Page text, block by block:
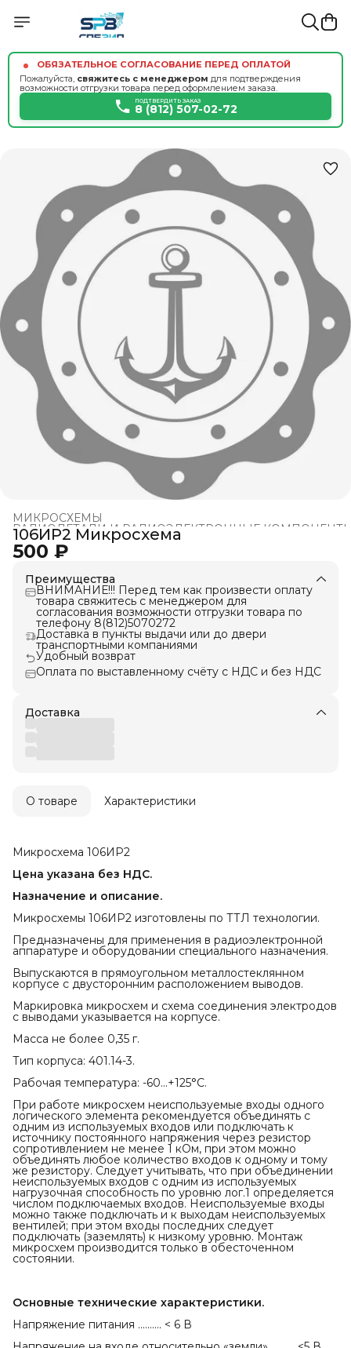
ОБЯЗАТЕЛЬНОЕ СОГЛАСОВАНИЕ ПЕРЕД ОПЛАТОЙ
Пожалуйста, свяжитесь с менеджером для подтверждения
возможности отгрузки товара перед оформлением заказа.
ПОДТВЕРДИТЬ ЗАКАЗ
8 (812) 507-02-72
МИКРОСХЕМЫ
РАДИОДЕТАЛИ И РАДИОЭЛЕКТРОННЫЕ
Главная ›
106ИР2 Микросхема
500 ₽
Преимущества
ВНИМАНИЕ!!! Перед тем как произвести оплату
товара свяжитесь с менеджером для
согласования возможности отгрузки товара по
телефону 8(812)5070272
Доставка в пункты выдачи или до двери
транспортными компаниями
Удобный возврат
Оплата по выставленному счёту с НДС и без НДС
Доставка
О товаре Характеристики
Микросхема 106ИР2
Цена указана без НДС.
Назначение и описание.
Микросхемы 106ИР2 изготовлены по ТТЛ технологии.
Предназначены для применения в радиоэлектронной
аппаратуре и оборудовании специального назначения.
Выпускаются в прямоугольном металлостеклянном
корпусе с двусторонним расположением выводов.
Маркировка микросхем и схема соединения электродов
с выводами указывается на корпусе.
Масса не более 0,35 г.
Тип корпуса: 401.14-3.
Рабочая температура: -60...+125°С.
При работе микросхем неиспользуемые входы одного
логического элемента рекомендуется объединять с
одним из используемых входов или подключать к
источнику постоянного напряжения через резистор
сопротивлением не менее 1 кОм, при этом можно
объединять любое количество входов к одному и тому
же резистору. Следует учитывать, что при объединении
неиспользуемых входов с одним из используемых
нагрузочная способность по уровню лог.1 определяется
числом подключаемых входов. Неиспользуемые входы
можно также подключать и к выходам неиспользуемых
вентилей; при этом входы последних следует
подключать (заземлять) к низкому уровню. Монтаж
микросхем производится только в обесточенном
состоянии.
Основные технические характеристики.
Напряжение питания .......... < 6 В